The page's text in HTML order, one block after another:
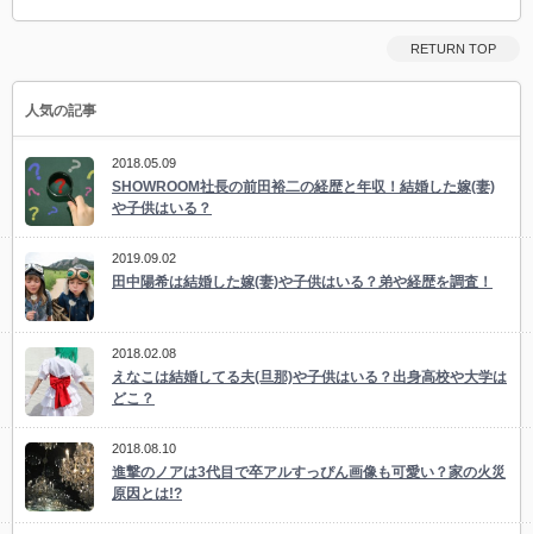
RETURN TOP
人気の記事
2018.05.09
SHOWROOM社長の前田裕二の経歴と年収！結婚した嫁(妻)
や子供はいる？
2019.09.02
田中陽希は結婚した嫁(妻)や子供はいる？弟や経歴を調査！
2018.02.08
えなこは結婚してる夫(旦那)や子供はいる？出身高校や大学は
どこ？
2018.08.10
進撃のノアは3代目で卒アルすっぴん画像も可愛い？家の火災
原因とは!?